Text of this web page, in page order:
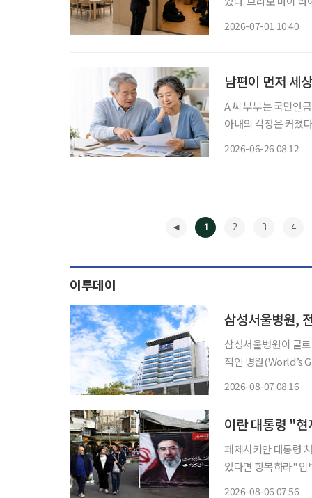
2026-07-01 10:40
남편이 먼저 세
A 씨 부부는 국민연
아내의 걱정은 커졌다. “혹시 남편이 먼저 세상을 떠나면 앞으로 생활비는 어떻게 하
2026-06-26 08:12
1 2 3 4
이투데이
삼성서울병원,
삼성서울병원이 글
적인 병원(World’s
2026-08-07 08:16
이란 대통령 "
페제시키안 대통령
있다면 항복하라" 압박해 이란 최고지도자 아야톨라 모즈타바 하메네이(
2026-08-06 07:56